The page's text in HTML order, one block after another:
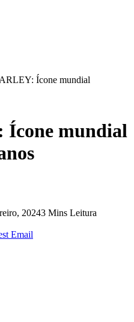
Ícone mundial
mundial
20243 Mins Leitura
Email